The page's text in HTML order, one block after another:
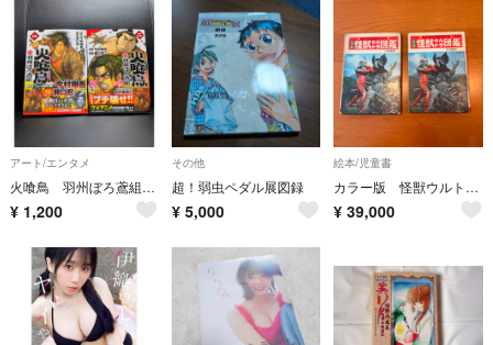
アート/エンタメ
火喰鳥 羽州ぼろ鳶組(一)(二) セット 今村翔吾(原作) コミック
¥ 1,200
その他
超！弱虫ペダル展図録
¥ 5,000
絵本/児童書
カラー版 怪獣ウルトラ図鑑 ［初版本］
¥ 39,000